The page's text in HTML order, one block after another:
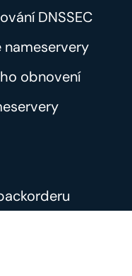
DNSSEC
nameservery
obnovení